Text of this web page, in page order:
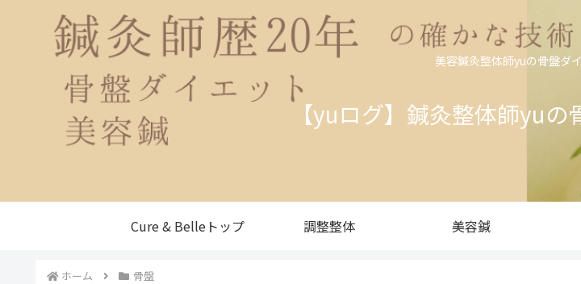
美容鍼灸整体師yuの骨盤ダ
【yuログ】鍼灸整体師yuの
Cure & Belleトップ 調整整体 美容鍼
ホーム 骨盤